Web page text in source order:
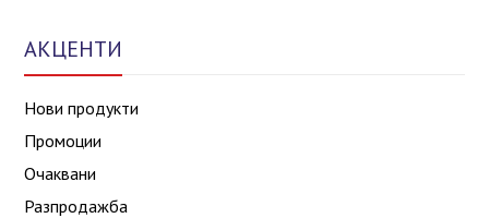
АКЦЕНТИ
Нови продукти
Промоции
Очаквани
Разпродажба